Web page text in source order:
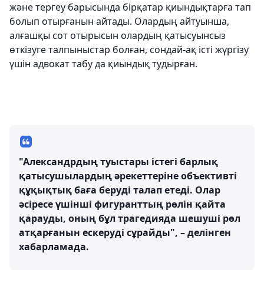
және тергеу барысында бірқатар қиындықтарға тап
болып отырғанын айтады. Олардың айтуынша,
алғашқы сот отырысын олардың қатысуынсыз
өткізуге талпыныстар болған, сондай-ақ істі жүргізу
үшін адвокат табу да қиындық тудырған.
"Александрдың туыстары істегі барлық
қатысушылардың әрекеттеріне объективті
құқықтық баға беруді талап етеді. Олар
әсіресе үшінші фигуранттың рөлін қайта
қарауды, оның бұл трагедияда шешуші рөл
атқарғанын ескеруді сұрайды", – делінген
хабарламада.